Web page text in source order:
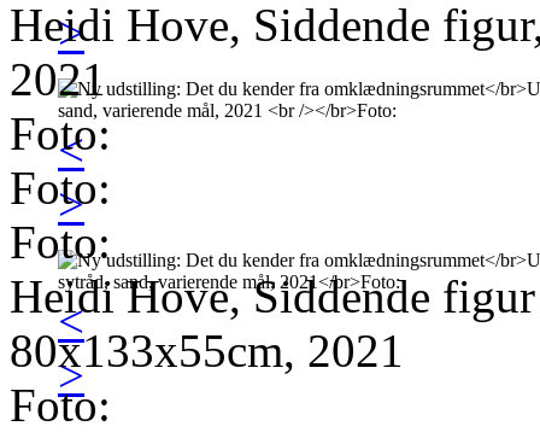
>
<
>
<
>
Heidi Hove, Siddende
2021
Foto:
Foto:
Foto:
Heidi Hove, Siddende
80x133x55cm, 2021
Foto: